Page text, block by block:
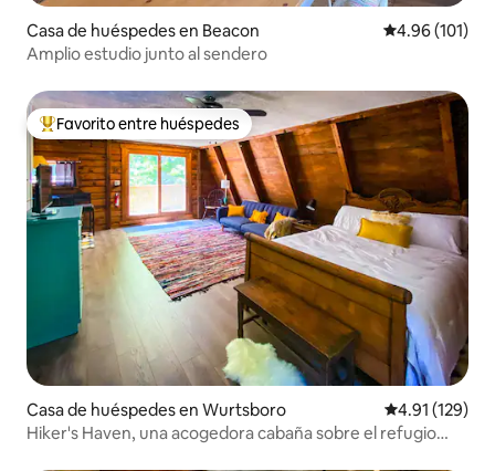
Casa de huéspedes en Beacon Calificación
4.96 (101)
Amplio estudio junto al sendero
De los mejores en Favorito entre huéspedes
Favorito entre huéspedes
Casa de huéspedes en Wurtsboro Calificación
4.91 (129)
Hiker's Haven, una acogedora cabaña sobre el refugio